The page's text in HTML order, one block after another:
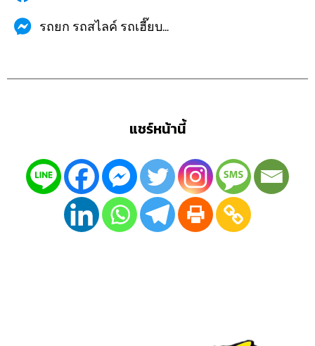
รถยก รถสไลค์ รถเฮี๊ยบ...
แชร์หน้านี้